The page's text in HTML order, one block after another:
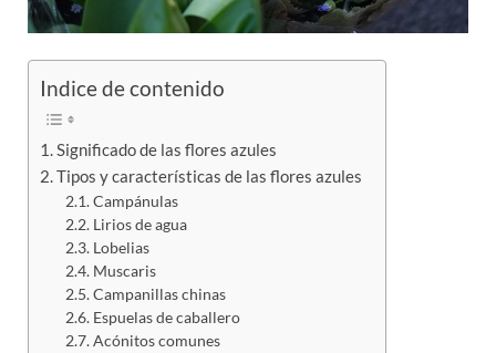
Indice de contenido
Significado de las flores azules
Tipos y características de las flores azules
Campánulas
Lirios de agua
Lobelias
Muscaris
Campanillas chinas
Espuelas de caballero
Acónitos comunes